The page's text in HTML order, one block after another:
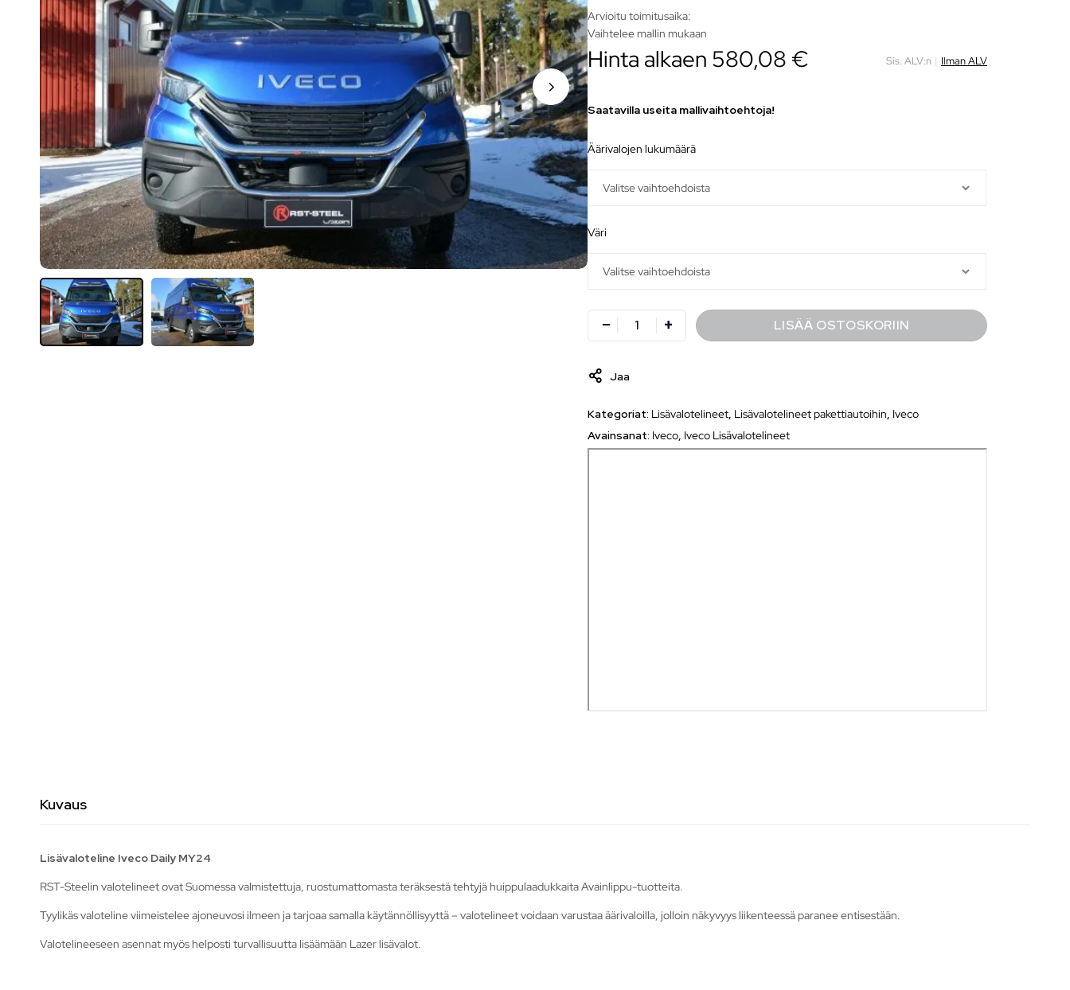
Arvioitu toimitusaika:
Vaihtelee mallin mukaan
Hinta alkaen 580,08 € Sis. ALV:n | Ilman ALV
Saatavilla useita mallivaihtoehtoja!
äärivalojen lukumäärä
väri
LISÄÄ OSTOSKORIIN
Jaa
Kategoriat: Lisävalotelineet Lisävalotelineet pakettiautoihin Iveco
Avainsanat: Iveco Iveco Lisävalotelineet
Kuvaus
Lisävaloteline Iveco Daily MY24
RST-Steelin valotelineet ovat Suomessa valmistettuja, ruostumattomasta teräksestä tehtyjä huippulaadukkaita Avainlippu-tuotteita.
Tyylikäs valoteline viimeistelee ajoneuvosi ilmeen ja tarjoaa samalla käytännöllisyyttä – valotelineet voidaan varustaa äärivaloilla, jolloin näkyvyys liikenteessä paranee entisestään.
Valotelineeseen asennat myös helposti turvallisuutta lisäämään Lazer lisävalot.